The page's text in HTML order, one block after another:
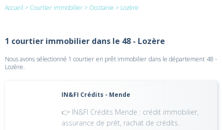
Accueil > Courtier immobilier > Occitanie > Lozère
1 courtier immobilier dans le 48 - Lozère
Nous avons sélectionné 1 courtier en prêt immobilier dans le département 48 -
Lozère.
IN&FI Crédits - Mende
👉 IN&FI Crédits Mende : crédit immobilier,
assurance de prêt, rachat de crédits.